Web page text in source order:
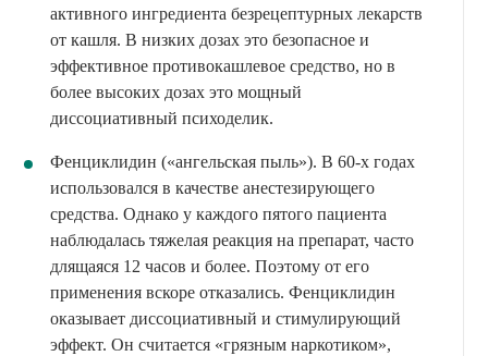
активного ингредиента безрецептурных лекарств
от кашля. В низких дозах это безопасное и
эффективное противокашлевое средство, но в
более высоких дозах это мощный
диссоциативный психоделик.
Фенциклидин («ангельская пыль»). В 60-х годах
использовался в качестве анестезирующего
средства. Однако у каждого пятого пациента
наблюдалась тяжелая реакция на препарат, часто
длящаяся 12 часов и более. Поэтому от его
применения вскоре отказались. Фенциклидин
оказывает диссоциативный и стимулирующий
эффект. Он считается «грязным наркотиком»,